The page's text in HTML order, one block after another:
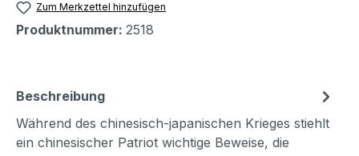
Zum Merkzettel hinzufügen
Produktnummer: 2518
Beschreibung
Während des chinesisch-japanischen Krieges stiehlt
ein chinesischer Patriot wichtige Beweise, die